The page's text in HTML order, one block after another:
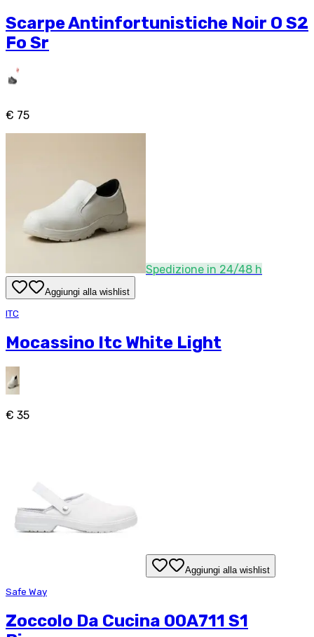
Scarpe Antinfortunistiche Noir O S2
Fo Sr
€ 75
Spedizione in 24/48 h
Aggiungi alla wishlist
ITC
Mocassino Itc White Light
€ 35
Aggiungi alla wishlist
Safe Way
Zoccolo Da Cucina 00A711 S1